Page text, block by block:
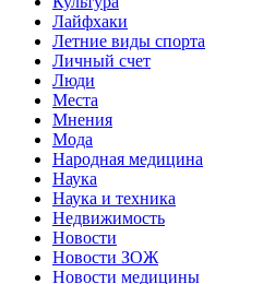
Лайфхаки
Летние виды спорта
Личный счет
Люди
Места
Мнения
Мода
Народная медицина
Наука
Наука и техника
Недвижимость
Новости
Новости ЗОЖ
Новости медицины